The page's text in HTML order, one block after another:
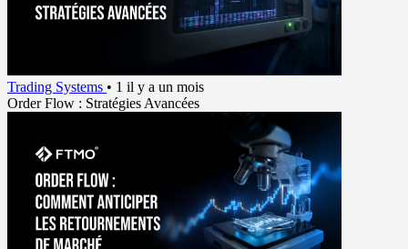
Trading Systems • 1 il y a un mois
Order Flow : Stratégies Avancées